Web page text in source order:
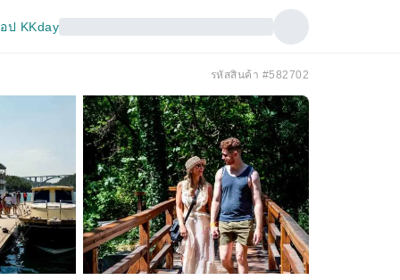
ป KKday
รหัสสินค้า #582702